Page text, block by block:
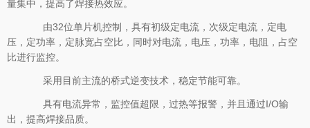
量集中，提高了焊接热效应。
由32位单片机控制，具有初级定电流，次级定电流，定电
压，定功率，定脉宽占空比，同时对电流，电压，功率，电阻，占空
比进行监控。
采用目前主流的桥式逆变技术，稳定节能可靠。
具有电流异常，监控值超限，过热等报警，并且通过I/O输
出，提高焊接品质。